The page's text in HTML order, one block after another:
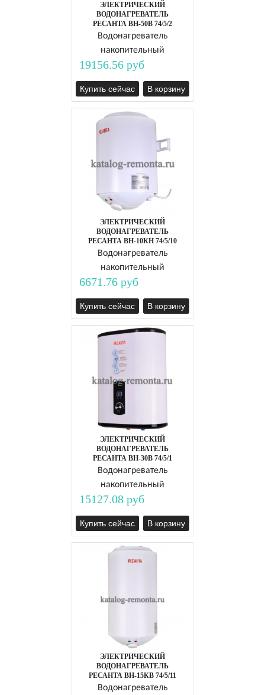
ЭЛЕКТРИЧЕСКИЙ
ВОДОНАГРЕВАТЕЛЬ
РЕСАНТА ВН-50В 74/5/2
Водонагреватель
накопительный
19156.56 руб
Купить сейчас В корзину
ЭЛЕКТРИЧЕСКИЙ
ВОДОНАГРЕВАТЕЛЬ
РЕСАНТА ВН-10КН 74/5/10
Водонагреватель
накопительный
6671.76 руб
Купить сейчас В корзину
ЭЛЕКТРИЧЕСКИЙ
ВОДОНАГРЕВАТЕЛЬ
РЕСАНТА ВН-30В 74/5/1
Водонагреватель
накопительный
15127.08 руб
Купить сейчас В корзину
ЭЛЕКТРИЧЕСКИЙ
ВОДОНАГРЕВАТЕЛЬ
РЕСАНТА ВН-15КВ 74/5/11
Водонагреватель